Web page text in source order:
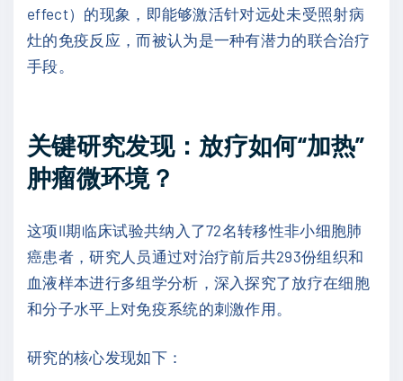
effect）的现象，即能够激活针对远处未受照射病
灶的免疫反应，而被认为是一种有潜力的联合治疗
手段。
关键研究发现：放疗如何“加热”
肿瘤微环境？
这项II期临床试验共纳入了72名转移性非小细胞肺
癌患者，研究人员通过对治疗前后共293份组织和
血液样本进行多组学分析，深入探究了放疗在细胞
和分子水平上对免疫系统的刺激作用。
研究的核心发现如下：